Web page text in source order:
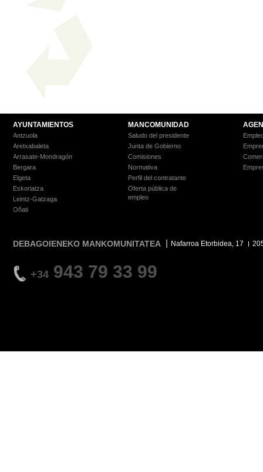
AYUNTAMIENTOS
Antzuola
Aretxabaleta
Arrasate-Mondragón
Bergara
Elgeta
Eskoriatza
Leintz-Gatzaga
Oñati
MANCOMUNIDAD
Saludo del presidente
Junta de Gobierno
Comisiones
Normativa
Perfil del contratante
Oferta pública de
empleo
DEBAGOIENEKO MANKOMUNITATEA Nafarroa Etorbidea, 17
+34 943 79 33 99